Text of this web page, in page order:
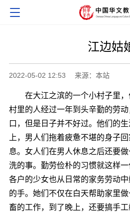
江边姑
2022-05-02 12:53 来源：本站
在大江之滨的一个小村子里，
村里的人经过一年到头辛勤的劳
口，但是日子并不好过。他们的
上，男人们拖着疲惫不堪的身子
息。女人们在男人休息之后还要
洗的事。勤劳俭朴的习惯就这样
各户的少女也从日常的家务劳动
的手。她们不仅在白天帮助家里
畜的工作，到了晚上，还要搞手工